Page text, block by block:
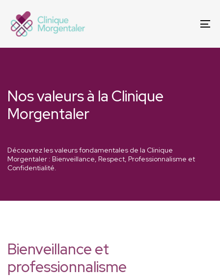
links to
primary
navigation
Nos valeurs à la Clinique
Morgentaler
Découvrez les valeurs fondamentales de la Clinique
Morgentaler : Bienveillance, Respect, Professionnalisme et
Confidentialité.
Bienveillance et
professionnalisme